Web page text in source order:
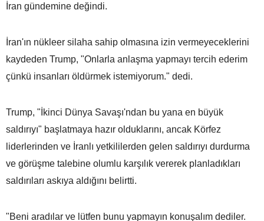
İran gündemine değindi.
İran'ın nükleer silaha sahip olmasına izin vermeyeceklerini
kaydeden Trump, "Onlarla anlaşma yapmayı tercih ederim
çünkü insanları öldürmek istemiyorum." dedi.
Trump, "İkinci Dünya Savaşı'ndan bu yana en büyük
saldırıyı" başlatmaya hazır olduklarını, ancak Körfez
liderlerinden ve İranlı yetkililerden gelen saldırıyı durdurma
ve görüşme talebine olumlu karşılık vererek planladıkları
saldırıları askıya aldığını belirtti.
"Beni aradılar ve lütfen bunu yapmayın konuşalım dediler.